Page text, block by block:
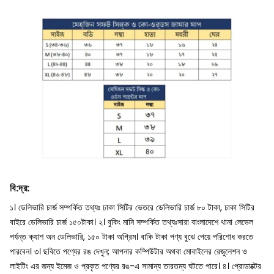
বি:দ্র:
১। ডেলিভারি চার্জ সম্পর্কিত তথ্যঃ ঢাকা সিটির ভেতরে ডেলিভারি চার্জ ৮০ টাকা, ঢাকা সিটির
বাইরে ডেলিভারি চার্জ ১৫০টাকা। ২। বুকিং মানি সম্পর্কিত তথ্যঃসারা বাংলাদেশে থানা লেভেল
পর্যন্ত ক্যাশ অন ডেলিভারি, ১৫০ টাকা অগ্রিম। বাকি টাকা পণ্য বুঝে পেয়ে পরিশোধ করতে
পারবেন। ৩। ছবিতে পণ্যের রঙ দেখুন; আপনার কম্পিউটার অথবা মোবাইলের রেজুলেশন ও
লাইটিং এর জন্য ইমেজ ও প্রকৃত পণ্যের রঙ-এ সামান্য তারতম্য ঘটতে পারে। ৪। প্রোডাক্টের